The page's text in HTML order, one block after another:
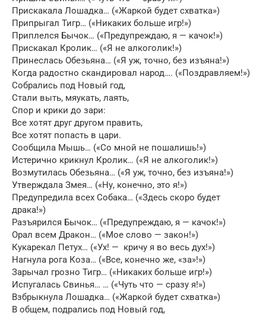
Прискакала Лошадка… («Жаркой будет схватка»)
Припрыгал Тигр… («Никаких больше игр!»)
Приплелся Бычок… («Предупреждаю, я — качок!»)
Прискакал Кролик… («Я не алкоголик!»)
Принеслась Обезьяна… («Я уж, точно, без изъяна!»)
Когда радостно скандировал народ…. («Поздравляем!»)
Собрались под Новый год,
Стали выть, мяукать, лаять,
Спор и крики до зари:
Все хотят друг другом править,
Все хотят попасть в цари.
Сообщила Мышь… («Со мной не пошалишь!»)
Истерично крикнул Кролик… («Я не алкоголик!»)
Возмутилась Обезьяна… («Я уж, точно, без изъяна!»)
Утверждала Змея… («Ну, конечно, это я!»)
Предупредила всех Собака… («Здесь скоро будет
драка!»)
Разъярился Бычок… («Предупреждаю, я — качок!»)
Орал всем Дракон… («Мое слово — закон!»)
Кукарекал Петух… («Ух! — кричу я во весь дух!»)
Нагнула рога Коза… («Все, конечно же, «за»!»)
Зарычал грозно Тигр… («Никаких больше игр!»)
Испугалась Свинья… … («Чуть что — сразу я!»)
Взбрыкнула Лошадка… («Жаркой будет схватка»)
В общем, подрались под Новый год,